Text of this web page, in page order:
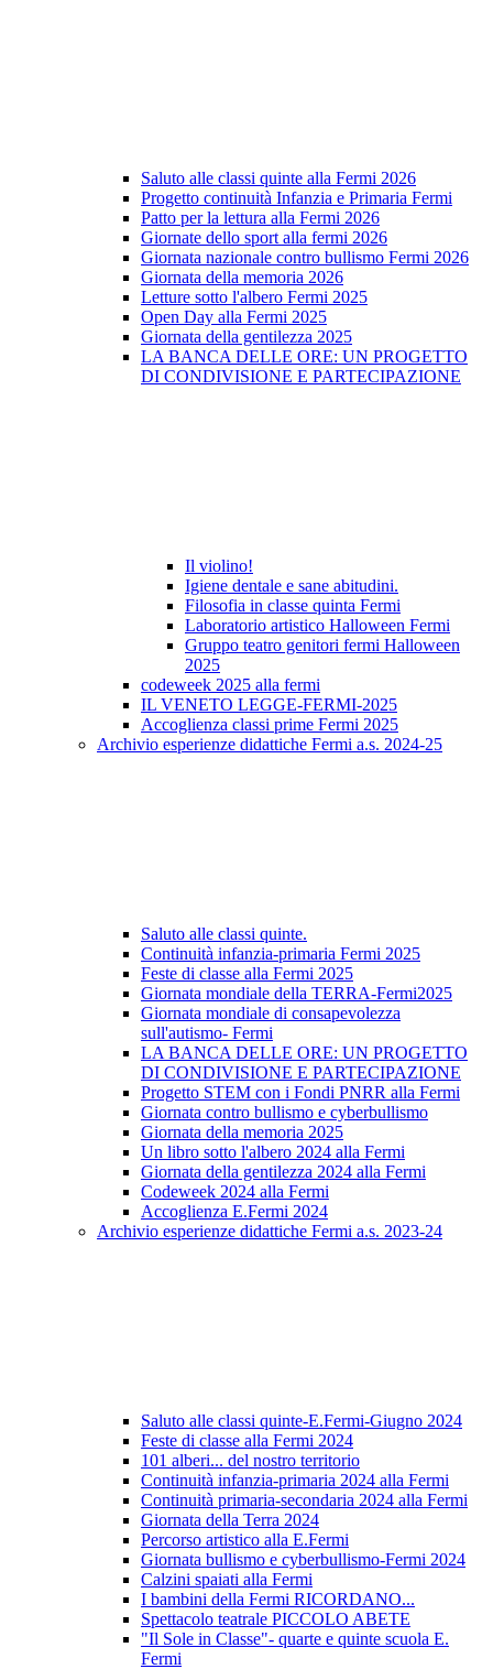
Saluto alle classi quinte alla Fermi 2026
Progetto continuità Infanzia e Primaria Fermi
Patto per la lettura alla Fermi 2026
Giornate dello sport alla fermi 2026
Giornata nazionale contro bullismo Fermi 2026
Giornata della memoria 2026
Letture sotto l'albero Fermi 2025
Open Day alla Fermi 2025
Giornata della gentilezza 2025
LA BANCA DELLE ORE: UN PROGETTO
DI CONDIVISIONE E PARTECIPAZIONE
Il violino!
Igiene dentale e sane abitudini.
Filosofia in classe quinta Fermi
Laboratorio artistico Halloween Fermi
Gruppo teatro genitori fermi Halloween
2025
codeweek 2025 alla fermi
IL VENETO LEGGE-FERMI-2025
Accoglienza classi prime Fermi 2025
Archivio esperienze didattiche Fermi a.s. 2024-25
Saluto alle classi quinte.
Continuità infanzia-primaria Fermi 2025
Feste di classe alla Fermi 2025
Giornata mondiale della TERRA-Fermi2025
Giornata mondiale di consapevolezza
sull'autismo- Fermi
LA BANCA DELLE ORE: UN PROGETTO
DI CONDIVISIONE E PARTECIPAZIONE
Progetto STEM con i Fondi PNRR alla Fermi
Giornata contro bullismo e cyberbullismo
Giornata della memoria 2025
Un libro sotto l'albero 2024 alla Fermi
Giornata della gentilezza 2024 alla Fermi
Codeweek 2024 alla Fermi
Accoglienza E.Fermi 2024
Archivio esperienze didattiche Fermi a.s. 2023-24
Saluto alle classi quinte-E.Fermi-Giugno 2024
Feste di classe alla Fermi 2024
101 alberi... del nostro territorio
Continuità infanzia-primaria 2024 alla Fermi
Continuità primaria-secondaria 2024 alla Fermi
Giornata della Terra 2024
Percorso artistico alla E.Fermi
Giornata bullismo e cyberbullismo-Fermi 2024
Calzini spaiati alla Fermi
I bambini della Fermi RICORDANO...
Spettacolo teatrale PICCOLO ABETE
"Il Sole in Classe"- quarte e quinte scuola E.
Fermi